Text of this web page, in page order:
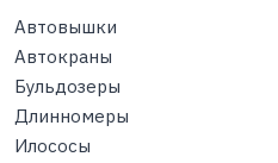
Автовышки
Автокраны
Бульдозеры
Длинномеры
Илососы